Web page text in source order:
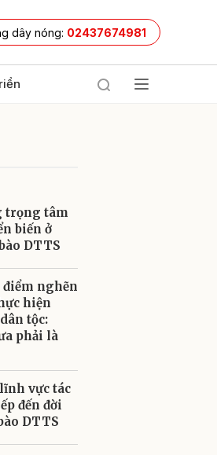
dây nóng: 02437674981
trọng tâm
biến ở
DTTS
nghẽn
hiện
tộc:
phải là
vực tác
đến đời
DTTS